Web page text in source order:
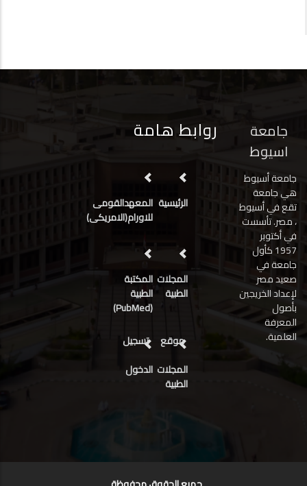
جامعة
اسيوط
جامعة أسيوط
هي جامعة
تقع في أسيوط
، مصر. تأسست
في أكتوبر
1957 كأول
جامعة في
صعيد مصر
لإعداد الخريجين
بأصول
المعرفة
العلمية.
روابط هامة
الرئيسية المعهدالقومى
للاورام(الامريكى)
المجلات
الطبية
المكتبة
الطبية
(PubMed)
موقع
المجلات
الطبية
تسجيل
الدخول